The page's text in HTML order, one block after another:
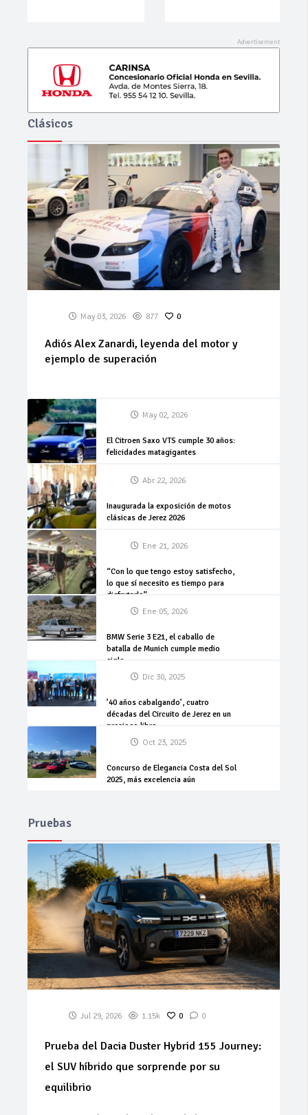
Clásicos
May 03, 2026 877 0
Adiós Alex Zanardi, leyenda del motor y
ejemplo de superación
May 02, 2026
El Citroen Saxo VTS cumple 30 años:
felicidades matagigantes
Abr 22, 2026
Inaugurada la exposición de motos
clásicas de Jerez 2026
Ene 21, 2026
“Con lo que tengo estoy satisfecho,
lo que sí necesito es tiempo para
disfrutarlo”
Ene 05, 2026
BMW Serie 3 E21, el caballo de
batalla de Munich cumple medio
siglo
Dic 30, 2025
’40 años cabalgando’, cuatro
décadas del Circuito de Jerez en un
precioso libro
Oct 23, 2025
Concurso de Elegancia Costa del Sol
2025, más excelencia aún
Pruebas
Jul 29, 2026 1.15k 0 0
Prueba del Dacia Duster Hybrid 155 Journey:
el SUV híbrido que sorprende por su
equilibrio